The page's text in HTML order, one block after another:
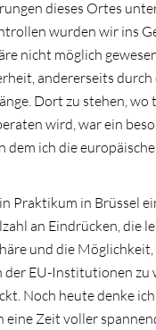
dieses Ortes
wurden wir ins
nicht möglich
andererseits durch
Dort zu stehen, wo
wird, war ein
dem ich die
Praktikum in Brüssel
an Eindrücken, die
und die Möglichkeit,
der EU-Institutionen zu
Noch heute denke
eine Zeit voller